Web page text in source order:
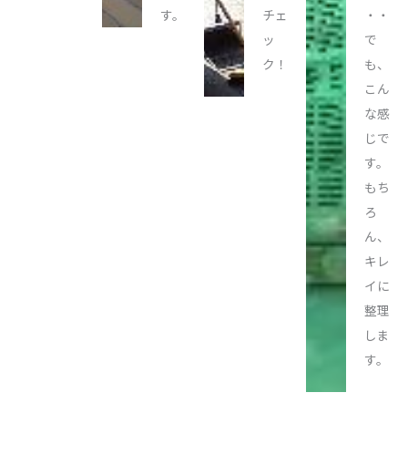
す。
チェ
ッ
ク！
・・
で
も、
こん
な感
じで
す。
もち
ろ
ん、
キレ
イに
整理
しま
す。